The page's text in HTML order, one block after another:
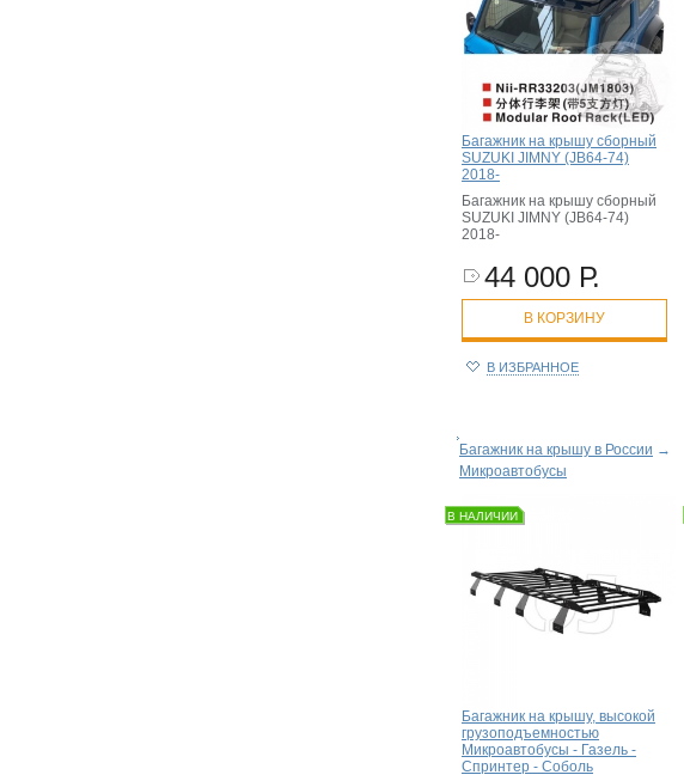
Багажник на крышу сборный
SUZUKI JIMNY (JB64-74)
2018-
Багажник на крышу сборный
SUZUKI JIMNY (JB64-74)
2018-
44 000 Р.
В КОРЗИНУ
В ИЗБРАННОЕ
Багажник на крышу в России →
Микроавтобусы
В НАЛИЧИИ
Багажник на крышу, высокой
грузоподъемностью
Микроавтобусы - Газель -
Спринтер - Соболь